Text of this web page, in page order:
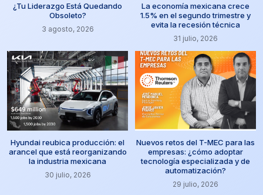
¿Tu Liderazgo Está Quedando
Obsoleto?
3 agosto, 2026
La economía mexicana crece
1.5% en el segundo trimestre y
evita la recesión técnica
31 julio, 2026
Hyundai reubica producción: el
arancel que está reorganizando
la industria mexicana
30 julio, 2026
Nuevos retos del T-MEC para las
empresas: ¿cómo adoptar
tecnología especializada y de
automatización?
29 julio, 2026